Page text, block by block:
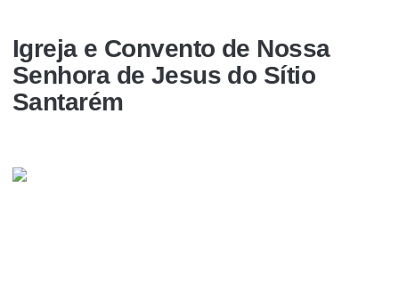
Igreja e Convento de Nossa
Senhora de Jesus do Sí­tio
Santarém